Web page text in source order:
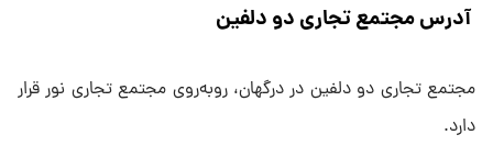
آدرس مجتمع تجاری دو دلفین
مجتمع تجاری دو دلفین در درگهان، روبه‌روی مجتمع تجاری نور قرار
دارد.